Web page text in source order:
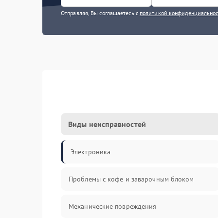
Отправляя, Вы соглашаетесь с политикой
Виды неисправностей
Электроника
Проблемы с кофе и заварочным блоком
Механические повреждения